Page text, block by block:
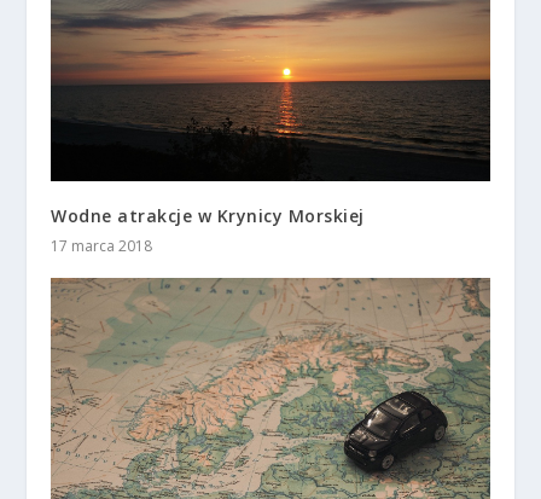
Wodne atrakcje w Krynicy Morskiej
17 marca 2018